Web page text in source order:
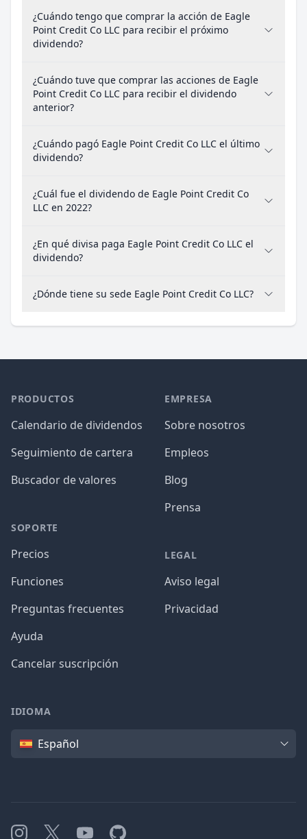
¿Cuándo tengo que comprar la acción de Eagle
Point Credit Co LLC para recibir el próximo
dividendo?
¿Cuándo tuve que comprar las acciones de Eagle
Point Credit Co LLC para recibir el dividendo
anterior?
¿Cuándo pagó Eagle Point Credit Co LLC el último
dividendo?
¿Cuál fue el dividendo de Eagle Point Credit Co
LLC en 2022?
¿En qué divisa paga Eagle Point Credit Co LLC el
dividendo?
¿Dónde tiene su sede Eagle Point Credit Co LLC?
PRODUCTOS
Calendario de dividendos
Seguimiento de cartera
Buscador de valores
SOPORTE
Precios
Funciones
Preguntas frecuentes
Ayuda
Cancelar suscripción
EMPRESA
Sobre nosotros
Empleos
Blog
Prensa
LEGAL
Aviso legal
Privacidad
IDIOMA
IdiomaEspañol
Instagram
X YouTubeGitHub